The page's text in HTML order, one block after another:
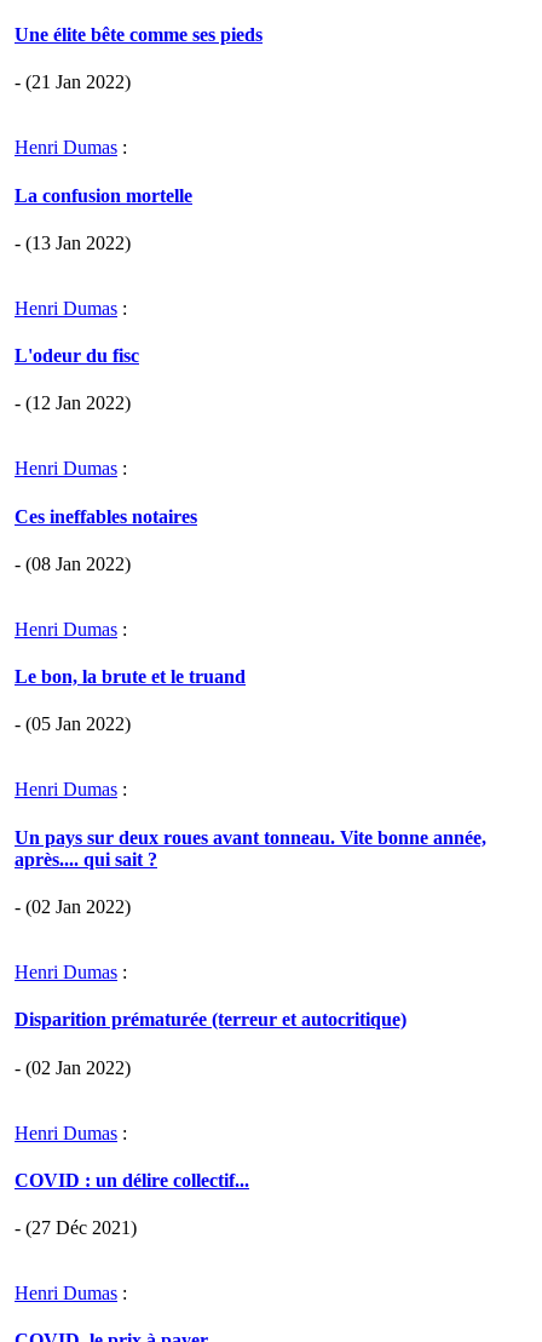
Une élite bête comme ses pieds
- (21 Jan 2022)
Henri Dumas :
La confusion mortelle
- (13 Jan 2022)
Henri Dumas :
L'odeur du fisc
- (12 Jan 2022)
Henri Dumas :
Ces ineffables notaires
- (08 Jan 2022)
Henri Dumas :
Le bon, la brute et le truand
- (05 Jan 2022)
Henri Dumas :
Un pays sur deux roues avant tonneau. Vite bonne année,
après.... qui sait ?
- (02 Jan 2022)
Henri Dumas :
Disparition prématurée (terreur et autocritique)
- (02 Jan 2022)
Henri Dumas :
COVID : un délire collectif...
- (27 Déc 2021)
Henri Dumas :